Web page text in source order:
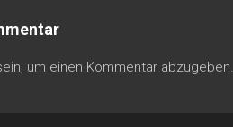
um einen Kommentar abzugeben.